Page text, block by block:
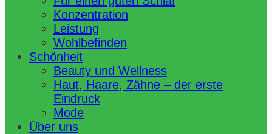
Konzentration
Leistung
Wohlbefinden
Schönheit
Beauty und Wellness
Haut, Haare, Zähne – der erste
Eindruck
Mode
Über uns